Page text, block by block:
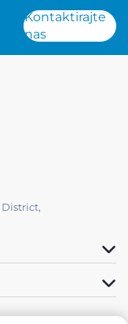
Kontaktirajte
nas